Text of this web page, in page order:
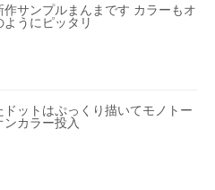
作サンプルまんまです カラーもオ
うにピッタリ
ットはぷっくり描いてモノトー
カラー投入